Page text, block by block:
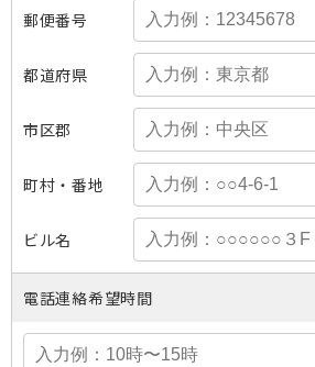
郵便番号
都道府県
市区郡
町村・番地
ビル名
電話連絡希望時間